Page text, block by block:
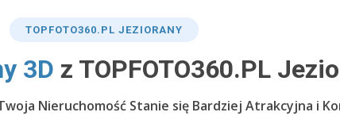
TOP FOTO360.PL JEZIORANY
3D z TOPFOTO360.PL
Nieruchomość Stanie się Bardziej Atrakcyjna i